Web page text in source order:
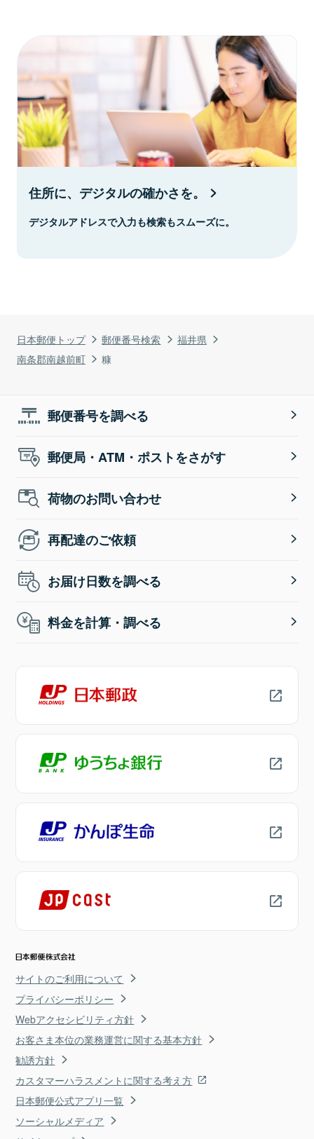
日本郵便トップ 郵便番号検索
福井県
南条郡南越前町
糠
住所に、デジタルの確かさを。
デジタルアドレスで入力も検索もスムーズに。
郵便番号を調べる
郵便局・ATM・ポストをさがす
荷物のお問い合わせ
再配達のご依頼
お届け日数を調べる
料金を計算・調べる
サイトのご利用について
プライバシーポリシー
Webアクセシビリティ方針
お客さま本位の業務運営に関する基本方針
勧誘方針
カスタマーハラスメントに関する考え方
日本郵便公式アプリ一覧
ソーシャルメディア